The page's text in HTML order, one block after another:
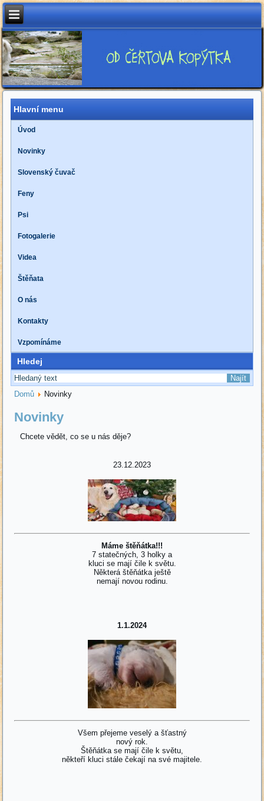
Hlavní menu
Úvod
Novinky
Slovenský čuvač
Feny
Psi
Fotogalerie
Videa
Štěňata
O nás
Kontakty
Vzpomínáme
Hledej
Domů Novinky
Novinky
Chcete vědět, co se u nás děje?
23.12.2023
Máme štěňátka!!!
7 statečných, 3 holky a
kluci se mají čile k světu.
Některá štěňátka ještě
nemají novou rodinu.
1.1.2024
Všem přejeme veselý a šťastný
nový rok.
Štěňátka se mají čile k světu,
někteří kluci stále čekají na své majitele.